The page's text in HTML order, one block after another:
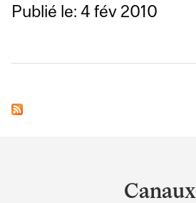
Publié le: 4 fév 2010
Canaux